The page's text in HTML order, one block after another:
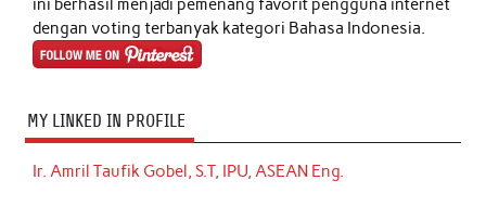
ini berhasil menjadi pemenang favorit pengguna internet
dengan voting terbanyak kategori Bahasa Indonesia.
MY LINKED IN PROFILE
Ir. Amril Taufik Gobel, S.T, IPU, ASEAN Eng.